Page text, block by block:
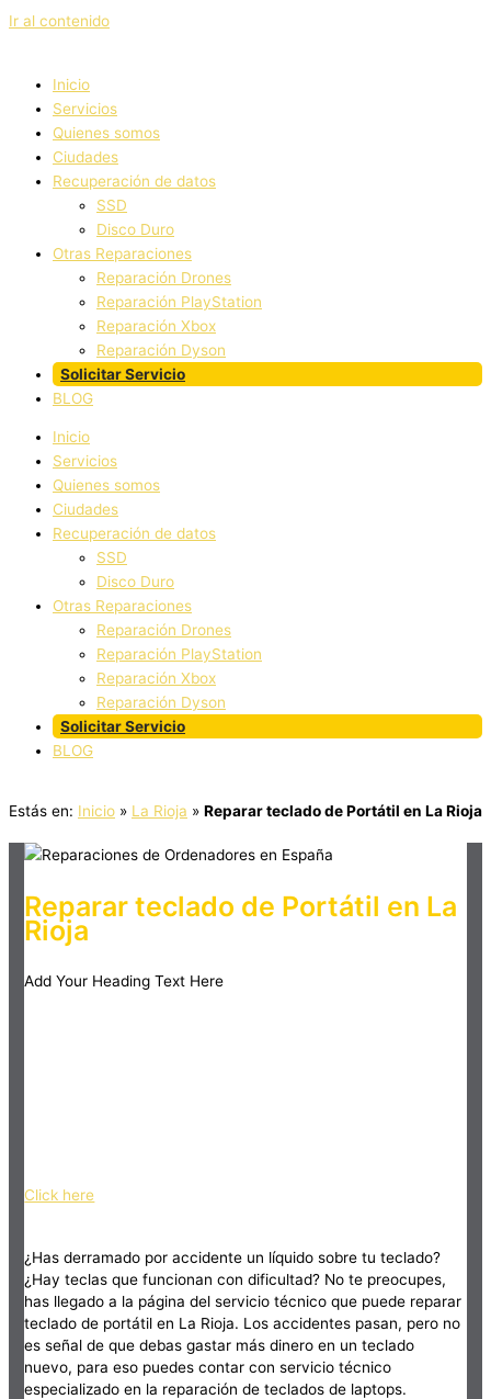
Ir al contenido
Inicio
Servicios
Quienes somos
Ciudades
Recuperación de datos
SSD
Disco Duro
Otras Reparaciones
Reparación Drones
Reparación PlayStation
Reparación Xbox
Reparación Dyson
Solicitar Servicio
BLOG
Inicio
Servicios
Quienes somos
Ciudades
Recuperación de datos
SSD
Disco Duro
Otras Reparaciones
Reparación Drones
Reparación PlayStation
Reparación Xbox
Reparación Dyson
Solicitar Servicio
BLOG
Estás en: Inicio » La Rioja » Reparar teclado de Portátil en La Rioja
Reparar teclado de Portátil en La
Rioja
Add Your Heading Text Here
Click here
¿Has derramado por accidente un líquido sobre tu teclado?
¿Hay teclas que funcionan con dificultad? No te preocupes,
has llegado a la página del servicio técnico que puede reparar
teclado de portátil en La Rioja. Los accidentes pasan, pero no
es señal de que debas gastar más dinero en un teclado
nuevo, para eso puedes contar con servicio técnico
especializado en la reparación de teclados de laptops.